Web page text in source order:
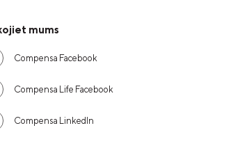
mums
Compensa Facebook
Compensa Life Facebook
Compensa LinkedIn